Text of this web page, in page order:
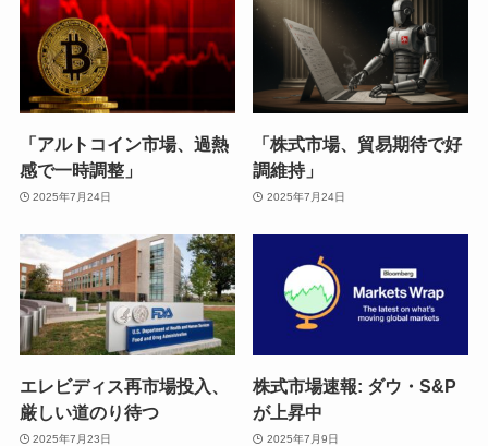
「アルトコイン市場、過熱
感で一時調整」
2025年7月24日
「株式市場、貿易期待で好
調維持」
2025年7月24日
エレビディス再市場投入、
厳しい道のり待つ
2025年7月23日
株式市場速報: ダウ・S&P
が上昇中
2025年7月9日